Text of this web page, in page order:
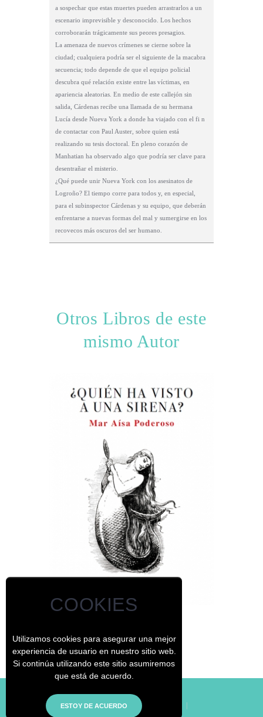
COOKIES
Utilizamos cookies para asegurar una mejor
experiencia de usuario en nuestro sitio web.
Si continúa utilizando este sitio asumiremos
que está de acuerdo.
a sospechar que estas muertes pueden arrastrarlos a un
escenario imprevisible y desconocido. Los hechos
corroborarán trágicamente sus peores presagios.
La amenaza de nuevos crímenes se cierne sobre la
ciudad; cualquiera podría ser el siguiente de la macabra
secuencia; todo depende de que el equipo policial
descubra qué relación existe entre las víctimas, en
apariencia aleatorias. En medio de este callejón sin
salida, Cárdenas recibe una llamada de su hermana
Lucía desde Nueva York a donde ha viajado con el fi n
de contactar con Paul Auster, sobre quien está
realizando su tesis doctoral. En pleno corazón de
Manhatian ha observado algo que podría ser clave para
desentrañar el misterio.
¿Qué puede unir Nueva York con los asesinatos de
Logroño? El tiempo corre para todos y, en especial,
para el subinspector Cárdenas y su equipo, que deberán
enfrentarse a nuevas formas del mal y sumergirse en los
recovecos más oscuros del ser humano.
Otros Libros de este
mismo Autor
© - El Jardín de los Curiosos